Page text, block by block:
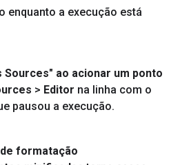
enquanto a execução está
Sources" ao acionar um ponto
> Editor na linha com o
pausou a execução.
formatação